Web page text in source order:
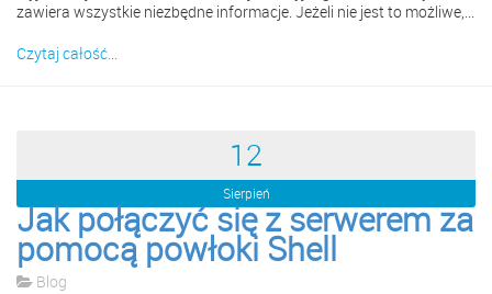
zawiera wszystkie niezbędne informacje. Jeżeli nie jest to możliwe,...
Czytaj całość...
12
Sierpień
Jak połączyć się z serwerem za
pomocą powłoki Shell
Blog